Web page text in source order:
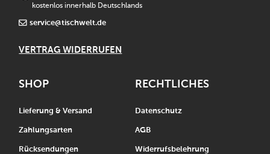
kostenlos innerhalb Deutschlands
service@tischwelt.de
VERTRAG WIDERRUFEN
SHOP
Lieferung & Versand
Zahlungsarten
Rücksendungen
RECHTLICHES
Datenschutz
AGB
Widerrufsbelehrung